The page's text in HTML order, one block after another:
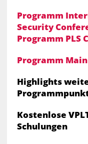
Programm
Security
Programm PLS
Programm
Highlights
Kostenlose
Schulungen